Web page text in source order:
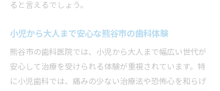
ると言えるでしょう。
小児から大人まで安心な熊谷市の歯科体験
熊谷市の歯科医院では、小児から大人まで幅広い世代が
安心して治療を受けられる体験が重視されています。特
に小児歯科では、痛みの少ない治療法や恐怖心を和らげ